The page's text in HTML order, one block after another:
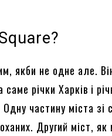
якби не одне але.
річки Харків і
частину міста зі
Другий міст,